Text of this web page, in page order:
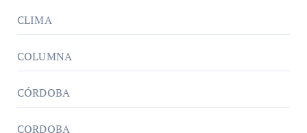
CLIMA
COLUMNA
CÓRDOBA
CORDOBA